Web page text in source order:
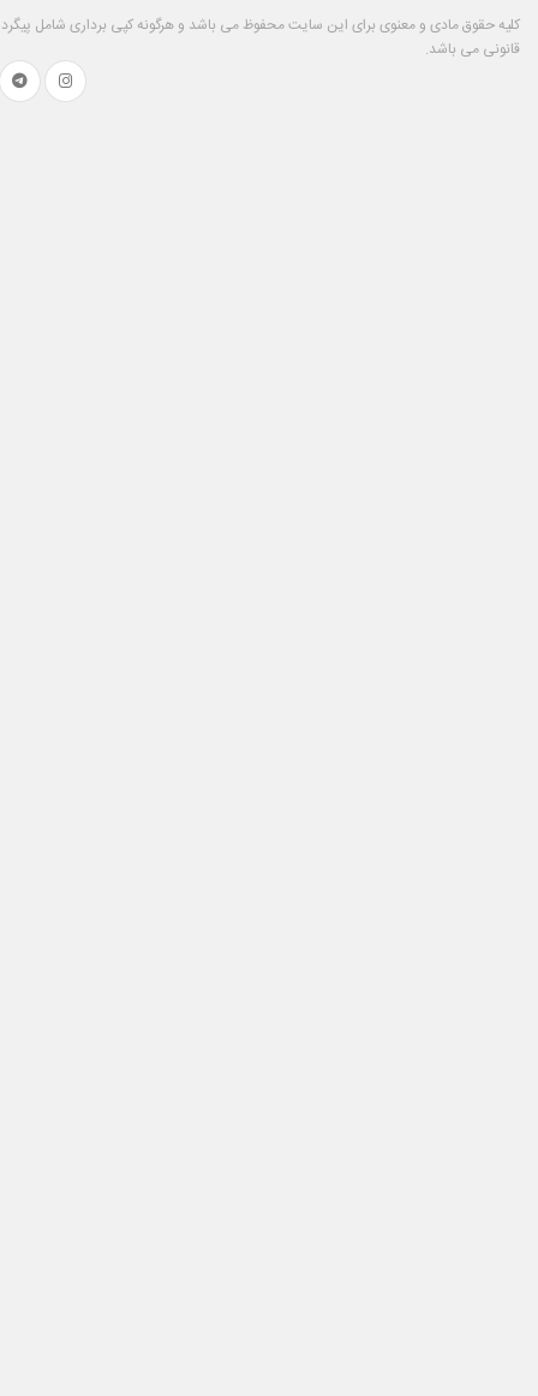
کلیه حقوق مادی و معنوی برای این سایت محفوظ می باشد و هرگونه کپی برداری شامل پیگرد
قانونی می باشد.